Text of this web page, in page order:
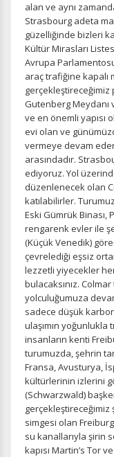
alan ve aynı
Strasbourg adeta
güzelliğinde bizleri
Kültür Mirasları
Avrupa
araç trafiğine
gerçekleştireceğimiz
Gutenberg Meydanı
ve en önemli yapısı
evi olan ve
vermeye devam
arasındadır.
ediyoruz. Yol
düzenlenecek olan
katılabilirler.
Eski Gümrük Binası,
rengarenk evler ile
(Küçük Venedik)
çevrelediği eşsiz
lezzetli yiyecekler
bulacaksınız.
yolculuğumuza
sadece düşük
ulaşımın yoğunlukla
insanların kenti
turumuzda, şehrin
Fransa, Avusturya,
kültürlerinin izlerini
(Schwarzwald)
simgesi olan
su kanallarıyla şirin
kapısı Martin’s Tor